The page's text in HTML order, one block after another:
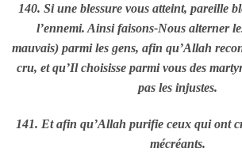
140. Si une blessure vous atteint, pareille
l’ennemi. Ainsi faisons-Nous alterner
mauvais) parmi les gens, afin qu’Allah
cru, et qu’Il choisisse parmi vous des
pas les injustes.
141. Et afin qu’Allah purifie ceux qui ont
mécréants.